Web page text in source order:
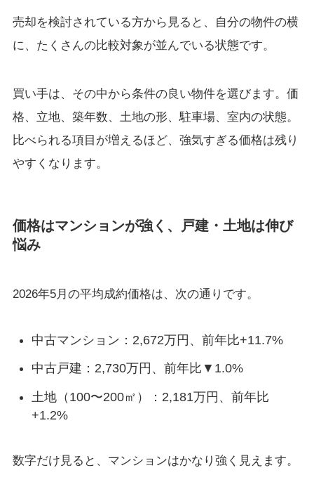
売却を検討されている方から見ると、自分の物件の横
に、たくさんの比較対象が並んでいる状態です。
買い手は、その中から条件の良い物件を選びます。価
格、立地、築年数、土地の形、駐車場、室内の状態。
比べられる項目が増えるほど、強気すぎる価格は残り
やすくなります。
価格はマンションが強く、戸建・土地は伸び
悩み
2026年5月の平均成約価格は、次の通りです。
中古マンション：2,672万円、前年比+11.7%
中古戸建：2,730万円、前年比▼1.0%
土地（100〜200㎡）：2,181万円、前年比
+1.2%
数字だけ見ると、マンションはかなり強く見えます。